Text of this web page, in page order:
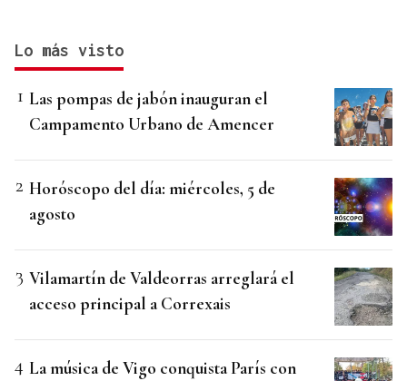
Lo más visto
Las pompas de jabón inauguran el
Campamento Urbano de Amencer
Horóscopo del día: miércoles, 5 de
agosto
Vilamartín de Valdeorras arreglará el
acceso principal a Correxais
La música de Vigo conquista París con